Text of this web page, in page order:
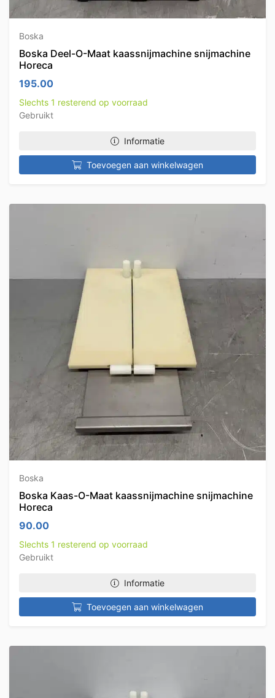
Boska
Boska Deel-O-Maat kaassnijmachine snijmachine
Horeca
195.00
Slechts 1 resterend op voorraad
Gebruikt
Informatie
Toevoegen aan winkelwagen
Boska
Boska Kaas-O-Maat kaassnijmachine snijmachine
Horeca
90.00
Slechts 1 resterend op voorraad
Gebruikt
Informatie
Toevoegen aan winkelwagen